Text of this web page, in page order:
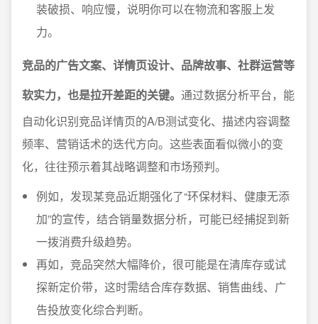
装破损、响应慢，说明你可以在物流和客服上发
力。
竞品的广告文案、详情页设计、品牌故事、社群运营等
软实力，也是拉开差距的关键。 通过数据分析平台，能
自动化识别竞品详情页的A/B测试变化、描述内容调整
频率、营销话术的迭代方向。这些表面看似微小的变
化，往往预示着其战略调整和市场预判。
例如，发现某竞品近期强化了“环保材料、健康无添
加”的宣传，结合销量数据分析，可能已经捕捉到新
一拨消费升级趋势。
再如，竞品突然大幅降价，很可能是在清库存或试
探新定价带，这时需结合库存数据、销售曲线、广
告投放变化综合判断。